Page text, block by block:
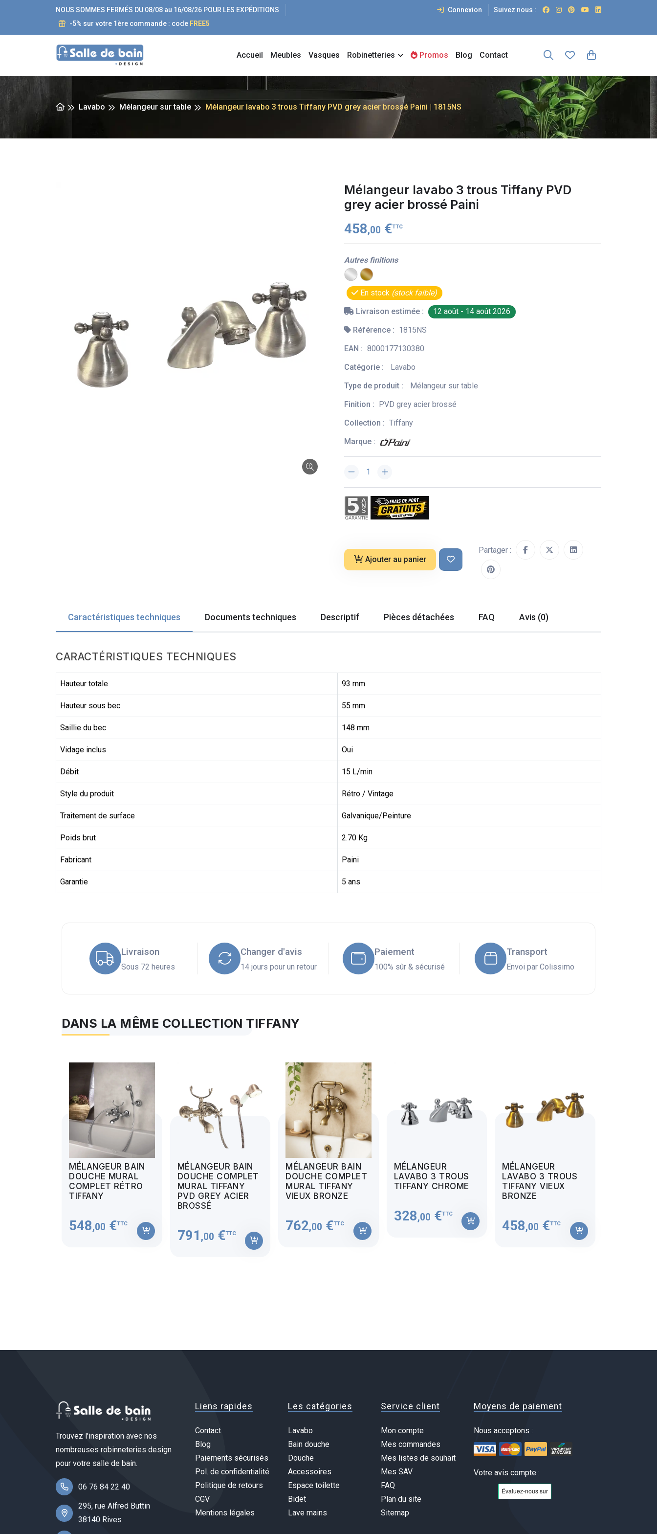
NOUS SOMMES FERMÉS DU 08/08 au 16/08/26 POUR LES EXPÉDITIONS
-5% sur votre 1ère commande : code FREE5
Connexion Suivez nous :
Accueil Meubles Vasques Robinetteries Promos Blog Contact
Lavabo Mélangeur sur table Mélangeur lavabo 3 trous Tiffany PVD grey acier brossé Paini | 1815NS
Mélangeur lavabo 3 trous Tiffany PVD
grey acier brossé Paini
458,00 €TTC
Autres finitions
En stock (stock faible)
Livraison estimée :
12 août - 14 août 2026
Référence : 1815NS
EAN : 8000177130380
Catégorie :
Lavabo
Type de produit :
Mélangeur sur table
Finition :
PVD grey acier brossé
Collection : Tiffany
Marque :
Ajouter au panier
Partager :
Caractéristiques techniques Documents techniques Descriptif Pièces détachées FAQ Avis (0)
CARACTÉRISTIQUES TECHNIQUES
Hauteur totale 93 mm
Hauteur sous bec 55 mm
Saillie du bec 148 mm
Vidage inclus Oui
Débit 15 L/min
Style du produit Rétro / Vintage
Traitement de surface Galvanique/Peinture
Poids brut 2.70 Kg
Fabricant Paini
Garantie 5 ans
Livraison
Sous 72 heures
Changer d'avis
14 jours pour un retour
Paiement
100% sûr & sécurisé
Transport
Envoi par Colissimo
DANS LA MÊME COLLECTION TIFFANY
MÉLANGEUR BAIN
DOUCHE MURAL
COMPLET RÉTRO
TIFFANY
548,00 €TTC
MÉLANGEUR BAIN
DOUCHE COMPLET
MURAL TIFFANY
PVD GREY ACIER
BROSSÉ
791 ,00 €TTC
MÉLANGEUR BAIN
DOUCHE COMPLET
MURAL TIFFANY
VIEUX BRONZE
762,00 €TTC
MÉLANGEUR
LAVABO 3 TROUS
TIFFANY CHROME
328,00 €TTC
MÉLANGEUR
LAVABO 3 TROUS
TIFFANY VIEUX
BRONZE
458,00 €TTC
Trouvez l'inspiration avec nos
nombreuses robinneteries design
pour votre salle de bain.
06 76 84 22 40
295, rue Alfred Buttin
38140 Rives
Liens rapides
Contact
Blog
Paiements sécurisés
Pol. de confidentialité
Politique de retours
CGV
Mentions légales
Les catégories
Lavabo
Bain douche
Douche
Accessoires
Espace toilette
Bidet
Lave mains
Service client
Mon compte
Mes commandes
Mes listes de souhait
Mes SAV
FAQ
Plan du site
Sitemap
Moyens de paiement
Nous acceptons :
Votre avis compte :